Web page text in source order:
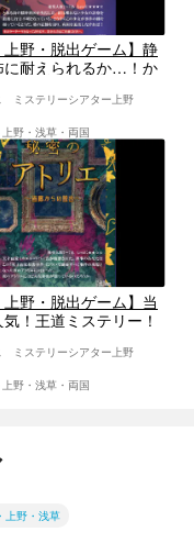
上野・脱出ゲーム】静
に耐えられるか…！か
ミステリーシアター上野
上野・浅草・両国
10位
上野・脱出ゲーム】当
！王道ミステリー！
ミステリーシアター上野
上野・浅草・両国
上野・浅草